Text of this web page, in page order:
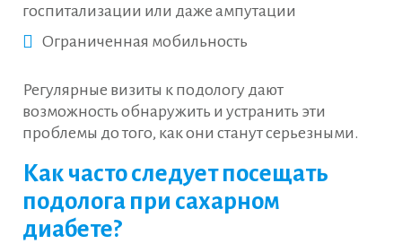
госпитализации или даже ампутации
Ограниченная мобильность
Регулярные визиты к подологу дают
возможность обнаружить и устранить эти
проблемы до того, как они станут серьезными.
Как часто следует посещать
подолога при сахарном
диабете?